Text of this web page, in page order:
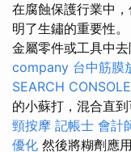
在腐蝕保護行業中
明了生鏽的重要性
金屬零件或工具中去
company 台中筋膜
SEARCH CONSOLE
的小蘇打，混合直
頸按摩 記帳士 會計
優化 然後將糊劑應